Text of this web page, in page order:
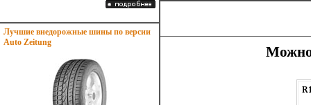
Лучшие внедорожные шины по версии
Auto Zeitung
Можно